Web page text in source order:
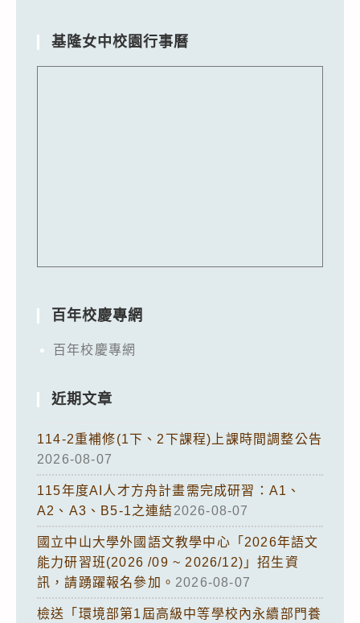
基隆女中校園行事曆
百年校慶專網
百年校慶專網
近期文章
114-2重補修(1下、2下課程)上課時間調整公告
2026-08-07
115年度AI人才方舟計畫需完成研習：A1、
A2、A3、B5-1之連結2026-08-07
國立中山大學外國語文教學中心「2026年語文
能力研習班(2026 /09 ~ 2026/12)」招生資
訊，請踴躍報名參加。 2026-08-07
檢送「環境部第1屆高級中等學校內永續部門養